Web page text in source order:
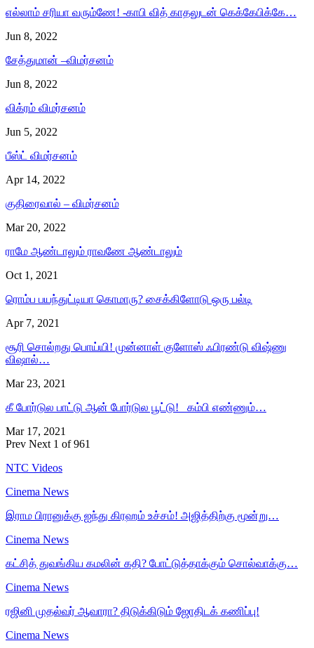
எல்லாம் சரியா வரும்ணே! -காபி வித் காதலுடன் கெக்கேபிக்கே…
Jun 8, 2022
சேத்துமான் –விமர்சனம்
Jun 8, 2022
விக்ரம் விமர்சனம்
Jun 5, 2022
பீஸ்ட் விமர்சனம்
Apr 14, 2022
குதிரைவால் – விமர்சனம்
Mar 20, 2022
ராமே ஆண்டாலும் ராவணே ஆண்டாலும்
Oct 1, 2021
ரொம்ப பயந்துட்டியா கொமாரு? சைக்கிளோடு ஒரு பல்டி
Apr 7, 2021
சூரி சொல்றது பொய்யி! முன்னாள் குளோஸ் ஃபிரண்டு விஷ்ணு
விஷால்…
Mar 23, 2021
கீ போர்டுல பாட்டு ஆன் போர்டுல பூட்டு! கம்பி எண்ணும்…
Mar 17, 2021
Prev Next 1 of 961
NTC Videos
Cinema News
இராம பிரானுக்கு ஐந்து கிரஹம் உச்சம்! அஜித்திற்கு மூன்று…
Cinema News
கட்சித் துவங்கிய கமலின் கதி? போட்டுத்தாக்கும் சொல்வாக்கு…
Cinema News
ரஜினி முதல்வர் ஆவாரா? திடுக்கிடும் ஜோதிடக் கணிப்பு!
Cinema News